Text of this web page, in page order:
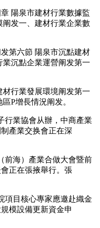
陽泉市建材行業數據監
发一、建材行業企業數
第六節 陽泉市沉點建材
沉點企業運營阐发第一
行業發展環境阐发第一
P增長情況阐发。
業協會从辦，中商產業
產業交换會正在深
海）產業合做大會暨前
正在張掖舉行。張
目核心專家應邀赴織金
模設備更新資金申